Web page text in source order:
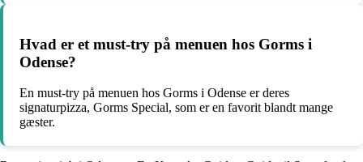
Hvad er et must-try på menuen hos Gorms i
Odense?
En must-try på menuen hos Gorms i Odense er deres
signaturpizza, Gorms Special, som er en favorit blandt mange
gæster.